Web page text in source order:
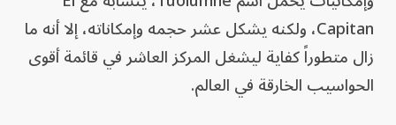
Capitan، ولكنه يشكل عشر حجمه وإمكاناته، إلا أنه ما
زال متطوراً كفاية ليشغل المركز العاشر في قائمة أقوى
الحواسيب الخارقة في العالم.